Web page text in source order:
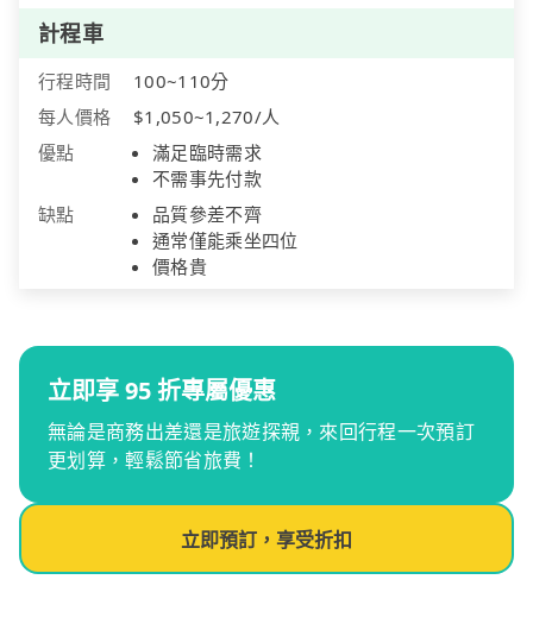
計程車
行程時間
100~110分
每人價格
$1,050~1,270/人
優點
滿足臨時需求
不需事先付款
缺點
品質參差不齊
通常僅能乘坐四位
價格貴
立即享 95 折專屬優惠
無論是商務出差還是旅遊探親，來回行程一次預訂
更划算，輕鬆節省旅費！
立即預訂，享受折扣